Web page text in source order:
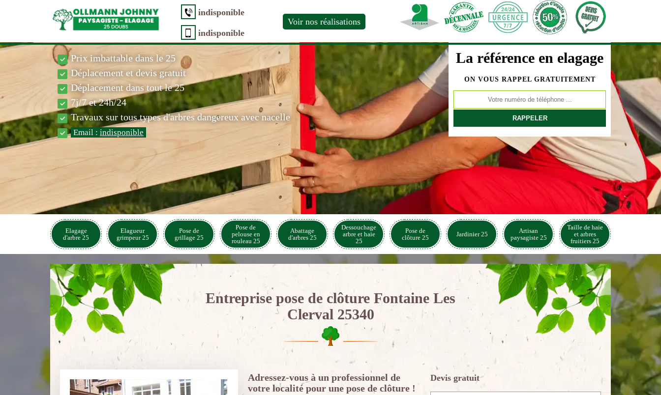
indisponible
indisponible
Voir nos réalisations
La référence en elagage
ON VOUS RAPPEL GRATUITEMENT
Prix imbattable dans le 25
Déplacement et devis gratuit
Déplacement dans tout le 25
7j/7 et 24h/24
Travaux sur tous types d'arbres dangereux avec nacelle
Email : indisponible
Elagage
d'arbre 25
Elagueur
grimpeur 25
Pose de
grillage 25
Pose de
pelouse en
rouleau 25
Abattage
d'arbres 25
Dessouchage
arbre et haie
25
Pose de
clôture 25
Jardinier 25
Artisan
paysagiste 25
Taille de haie
et arbres
fruitiers 25
Entreprise pose de clôture Fontaine Les
Clerval 25340
Adressez-vous à un professionnel de
votre localité pour une pose de clôture !
Devis gratuit